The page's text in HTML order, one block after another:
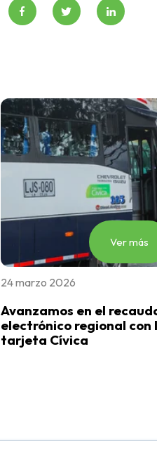
Ver más
24 marzo 2026
Avanzamos en el
electrónico regional con
tarjeta Cívica